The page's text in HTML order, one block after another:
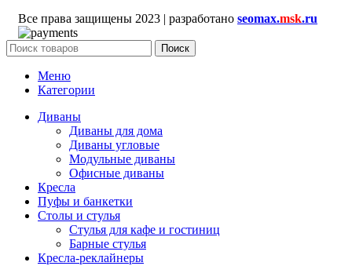
Все права защищены 2023 | разработано seomax.msk.ru
Поиск
Меню
Категории
Диваны
Диваны для дома
Диваны угловые
Модульные диваны
Офисные диваны
Кресла
Пуфы и банкетки
Столы и стулья
Стулья для кафе и гостиниц
Барные стулья
Кресла-реклайнеры